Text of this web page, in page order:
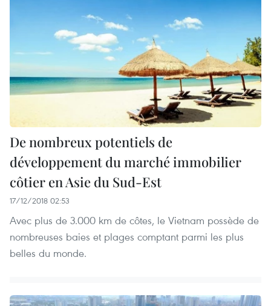
De nombreux potentiels de
développement du marché immobilier
côtier en Asie du Sud-Est
17/12/2018 02:53
Avec plus de 3.000 km de côtes, le Vietnam possède de
nombreuses baies et plages comptant parmi les plus
belles du monde.